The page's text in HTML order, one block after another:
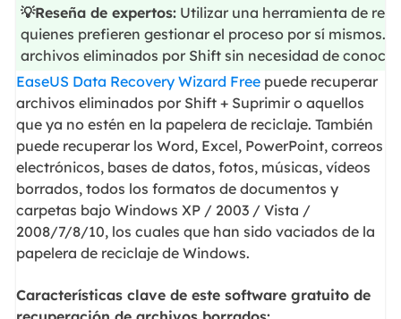
💡Reseña de expertos: Utilizar una herramienta de
quienes prefieren gestionar el proceso por sí mismos.
archivos eliminados por Shift sin necesidad de
EaseUS Data Recovery Wizard Freepuede recuperar
archivos eliminados por Shift + Suprimir o aquellos
que ya no estén en la papelera de reciclaje. También
puede recuperar los Word, Excel, PowerPoint, correos
electrónicos, bases de datos, fotos, músicas, vídeos
borrados, todos los formatos de documentos y
carpetas bajo Windows XP / 2003 / Vista /
2008/7/8/10, los cuales que han sido vaciados de la
papelera de reciclaje de Windows.
Características clave de este software gratuito de